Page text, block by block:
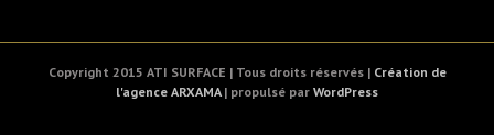
Copyright 2015 ATI SURFACE | Tous droits réservés | Création de
l'agence ARXAMA| propulsé par WordPress